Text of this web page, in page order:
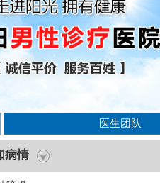
医生团队
病情